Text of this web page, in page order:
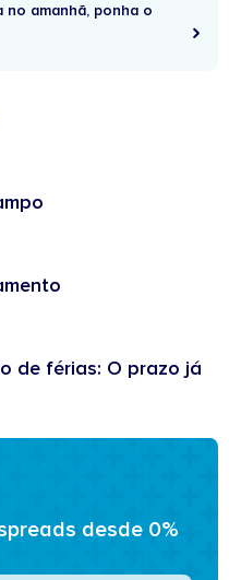
no amanhã, ponha o
de férias: O prazo já
desde 0%